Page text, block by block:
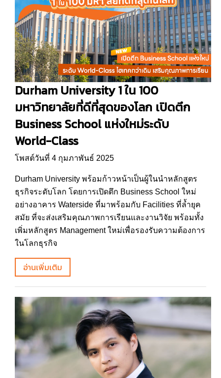
Durham University 1 ใน 100
มหาวิทยาลัยที่ดีที่สุดของโลก เปิดตึก
Business School แห่งใหม่ระดับ
World-Class
โพสต์วันที่ 4 กุมภาพันธ์ 2025
Durham University พร้อมก้าวหน้าเป็นผู้ในนำหลักสูตร
ธุรกิจระดับโลก โดยการเปิดตึก Business School ใหม่
อย่างอาคาร Waterside ที่มาพร้อมกับ Facilities ที่ล้ำยุค
สมัย ที่จะส่งเสริมคุณภาพการเรียนและงานวิจัย พร้อมทั้ง
เพิ่มหลักสูตร Management ใหม่เพื่อรองรับความต้องการ
ในโลกธุรกิจ
อ่านเพิ่มเติม